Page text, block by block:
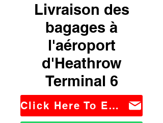
Livraison des
bagages à
l'aéroport
d'Heathrow
Terminal 6
Click Here To Email Us